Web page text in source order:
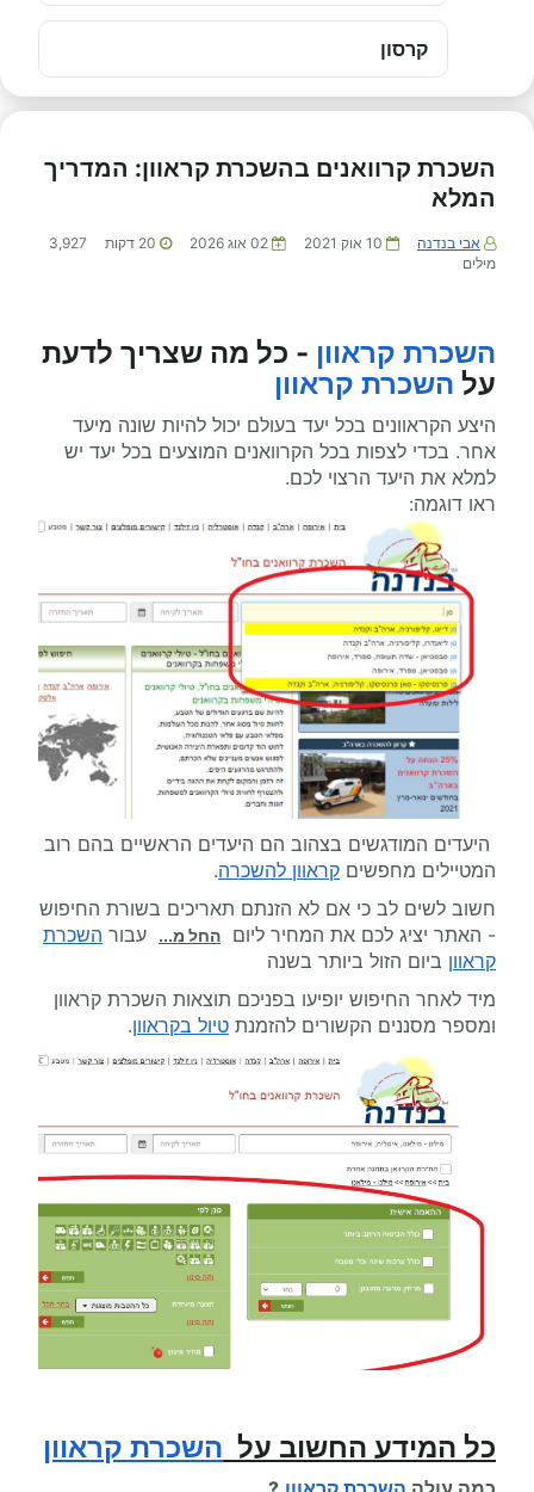
קרסון
השכרת קרוואנים בהשכרת קראוון: המדריך
המלא
אבי בנדנה 10 אוק 2021 02 אוג 2026 20 דקות
3,927
מילים
השכרת קראוון - כל מה שצריך לדעת
על השכרת קראוון
היצע הקראוונים בכל יעד בעולם יכול להיות שונה מיעד
אחר. בכדי לצפות בכל הקרוואנים המוצעים בכל יעד יש
למלא את היעד הרצוי לכם.
ראו דוגמה:
היעדים המודגשים בצהוב הם היעדים הראשיים בהם רוב
המטיילים מחפשים קראוון להשכרה.
חשוב לשים לב כי אם לא הזנתם תאריכים בשורת החיפוש
- האתר יציג לכם את המחיר ליום החל מ... עבור השכרת
קראוון ביום הזול ביותר בשנה
מיד לאחר החיפוש יופיעו בפניכם תוצאות השכרת קראוון
ומספר מסננים הקשורים להזמנת טיול בקראוון.
כל המידע החשוב על השכרת קראוון